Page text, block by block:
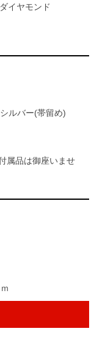
イヤモンド
ルバー(帯留め)
属品は御座いませ